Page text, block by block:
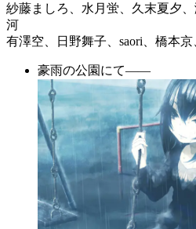
紗藤ましろ、水月蛍、久末夏夕
河
有澤空、日野舞子、saori、橋本
豪雨の公園にて――